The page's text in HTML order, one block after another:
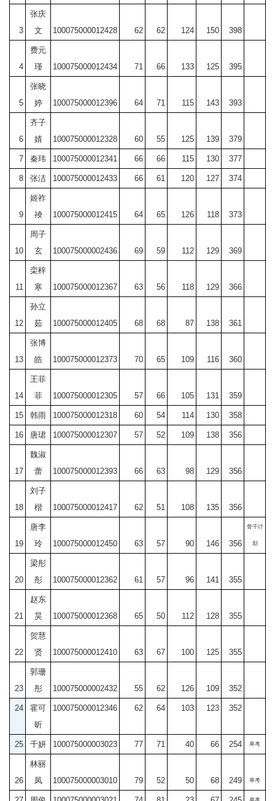
3
张庆
文
100075000012428 62 62 124 150 398
4
费元
瑾
100075000012434 71 66 133 125 395
5
张晓
婷
100075000012396 64 71 115 143 393
6
齐子
婧
100075000012328 60 55 125 139 379
7 秦玮 100075000012341 66 66 115 130 377
8 张洁 100075000012433 66 61 120 127 374
9
姬祚
祾
100075000012415 64 65 126 118 373
10
周子
玄
100075000002436 69 59 112 129 369
11
栾梓
寒
100075000012367 63 56 118 129 366
12
孙立
茹
100075000012405 68 68 87 138 361
13
张博
皓
100075000012373 70 65 109 116 360
14
王菲
菲
100075000012305 57 66 105 131 359
15 韩雨 100075000012318 60 54 114 130 358
16 唐珺 100075000012307 57 52 109 138 356
17
魏淑
蕾
100075000012393 66 63 98 129 356
18
刘子
楷
100075000012417 62 51 108 135 356
19
唐李
玲
100075000012450 63 57 90 146 356
骨干计
划
20
梁彤
彤
100075000012362 61 57 96 141 355
21
赵东
昊
100075000012368 65 50 112 128 355
22
贺慧
贤
100075000012410 63 67 100 125 355
23
郭珊
彤
100075000002432 55 62 126 109 352
24
霍可
昕
100075000012346 62 64 103 123 352
25 千妍 100075000003023 77 71 40 66 254 单考
26
林丽
凤
100075000003010 79 52 50 68 249 单考